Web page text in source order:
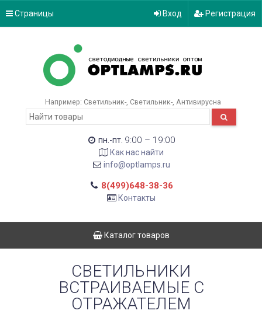
Страницы Вход Регистрация
Например: Светильник- Светильник- Антивирусна
пн.-пт. 9:00 – 19:00
Как нас найти
info@optlamps.ru
8(499)648-38-36
Контакты
Каталог товаров
СВЕТИЛЬНИКИ
ВСТРАИВАЕМЫЕ С
ОТРАЖАТЕЛЕМ